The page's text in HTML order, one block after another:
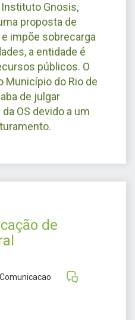
Instituto Gnosis,
proposta de
impõe sobrecarga
a entidade é
públicos. O
Município do Rio de
de julgar
OS devido a um
de
Comunicacao